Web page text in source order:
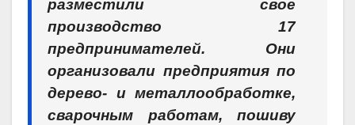
разместили свое
производство 17
предпринимателей. Они
организовали предприятия по
дерево- и металлообработке,
сварочным работам, пошиву